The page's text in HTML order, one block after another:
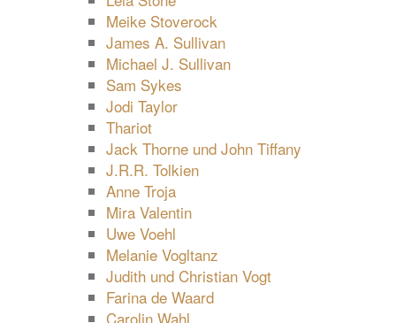
Meike Stoverock
James A. Sullivan
Michael J. Sullivan
Sam Sykes
Jodi Taylor
Thariot
Jack Thorne und John Tiffany
J.R.R. Tolkien
Anne Troja
Mira Valentin
Uwe Voehl
Melanie Vogltanz
Judith und Christian Vogt
Farina de Waard
Carolin Wahl